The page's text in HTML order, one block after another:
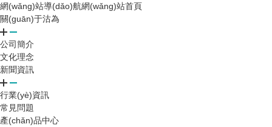
網(wǎng)站導(dǎo)航網(wǎng)站首頁
關(guān)于沽為
公司簡介
文化理念
新聞資訊
行業(yè)資訊
常見問題
產(chǎn)品中心